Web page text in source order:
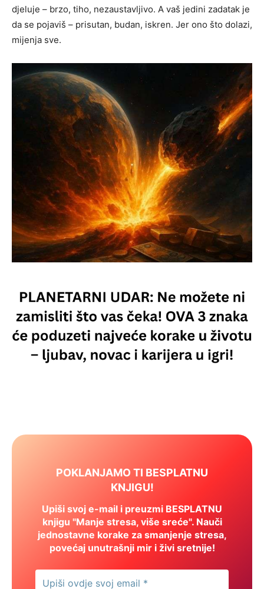
djeluje – brzo, tiho, nezaustavljivo. A vaš jedini zadatak je
da se pojaviš – prisutan, budan, iskren. Jer ono što dolazi,
mijenja sve.
POKLANJAMO TI BESPLATNU
KNJIGU!
Upiši svoj e-mail i preuzmi BESPLATNU
knjigu "Manje stresa, više sreće". Nauči
jednostavne korake za smanjenje stresa,
povećaj unutrašnji mir i živi sretnije!